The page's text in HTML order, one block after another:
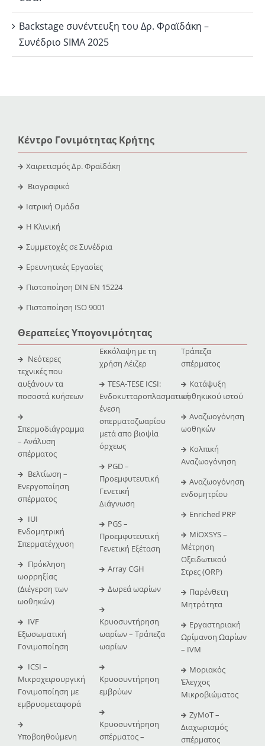
Backstage συνέντευξη του Δρ. Φραϊδάκη –
Συνέδριο SIMA 2025
Κέντρο Γονιμότητας Κρήτης
Χαιρετισμός Δρ. Φραϊδάκη
Βιογραφικό
Ιατρική Ομάδα
Η Κλινική
Συμμετοχές σε Συνέδρια
Ερευνητικές Εργασίες
Πιστοποίηση DIN EN 15224
Πιστοποίηση ISO 9001
Θεραπείες Υπογονιμότητας
Νεότερες
τεχνικές που
αυξάνουν τα
ποσοστά κυήσεων
Σπερμοδιάγραμμα
– Ανάλυση
σπέρματος
Βελτίωση –
Ενεργοποίηση
σπέρματος
IUI
Ενδομητρική
Σπερματέγχυση
Πρόκληση
ωορρηξίας
(Διέγερση των
ωοθηκών)
IVF
Εξωσωματική
Γονιμοποίηση
ICSI –
Μικροχειρουργική
Γονιμοποίηση με
εμβρυομεταφορά
Υποβοηθούμενη
Εκκόλαψη με τη
χρήση Λέιζερ
TESA-TESE ICSI:
Ενδοκυτταροπλασματική
ένεση
σπερματοζωαρίου
μετά απο βιοψία
όρχεως
PGD –
Προεμφυτευτική
Γενετική
Διάγνωση
PGS –
Προεμφυτευτική
Γενετική Εξέταση
Array CGH
Δωρεά ωαρίων
Κρυοσυντήρηση
ωαρίων – Τράπεζα
ωαρίων
Κρυοσυντήρηση
εμβρύων
Κρυοσυντήρηση
σπέρματος –
Τράπεζα
σπέρματος
Κατάψυξη
ωοθηκικού ιστού
Αναζωογόνηση
ωοθηκών
Κολπική
Αναζωογόνηση
Αναζωογόνηση
ενδομητρίου
Enriched PRP
MiOXSYS –
Μέτρηση
Οξειδωτικού
Στρες (ORP)
Παρένθετη
Μητρότητα
Εργαστηριακή
Ωρίμανση Ωαρίων
– IVM
Μοριακός
Έλεγχος
Μικροβιώματος
ZyMoT –
Διαχωρισμός
σπέρματος